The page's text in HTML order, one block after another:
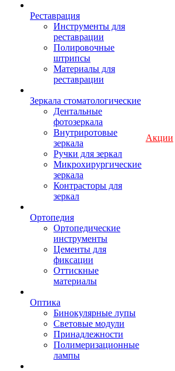
Реставрация
Инструменты для
реставрации
Полировочные
штрипсы
Материалы для
реставрации
Зеркала стоматологические
Дентальные
фотозеркала
Внутриротовые
зеркала
Ручки для зеркал
Микрохирургические
зеркала
Контрасторы для
зеркал
Ортопедия
Ортопедические
инструменты
Цементы для
фиксации
Оттискные
материалы
Оптика
Бинокулярные лупы
Световые модули
Принадлежности
Полимеризационные
лампы
Акции